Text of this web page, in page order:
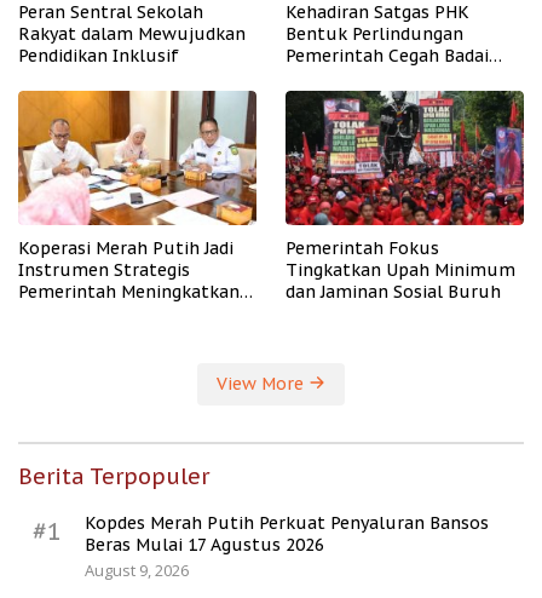
Peran Sentral Sekolah
Rakyat dalam Mewujudkan
Pendidikan Inklusif
Kehadiran Satgas PHK
Bentuk Perlindungan
Pemerintah Cegah Badai
Koperasi Merah Putih Jadi
Instrumen Strategis
Pemerintah Meningkatkan
Pemerintah Fokus
Tingkatkan Upah Minimum
dan Jaminan Sosial Buruh
View More
Berita Terpopuler
#1
Kopdes Merah Putih Perkuat Penyaluran Bansos
Beras Mulai 17 Agustus 2026
August 9, 2026